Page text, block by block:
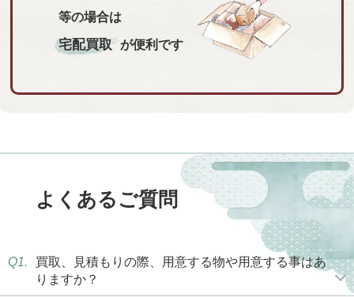
等の場合は
宅配買取 が便利です
よくあるご質問
Q1.
買取、見積もりの際、用意する物や用意する事はあ
りますか？